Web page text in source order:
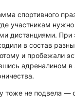
спортивного
участникам
дистанциями. При
в состав
и пробежали
адреналином
тоже не подвела —